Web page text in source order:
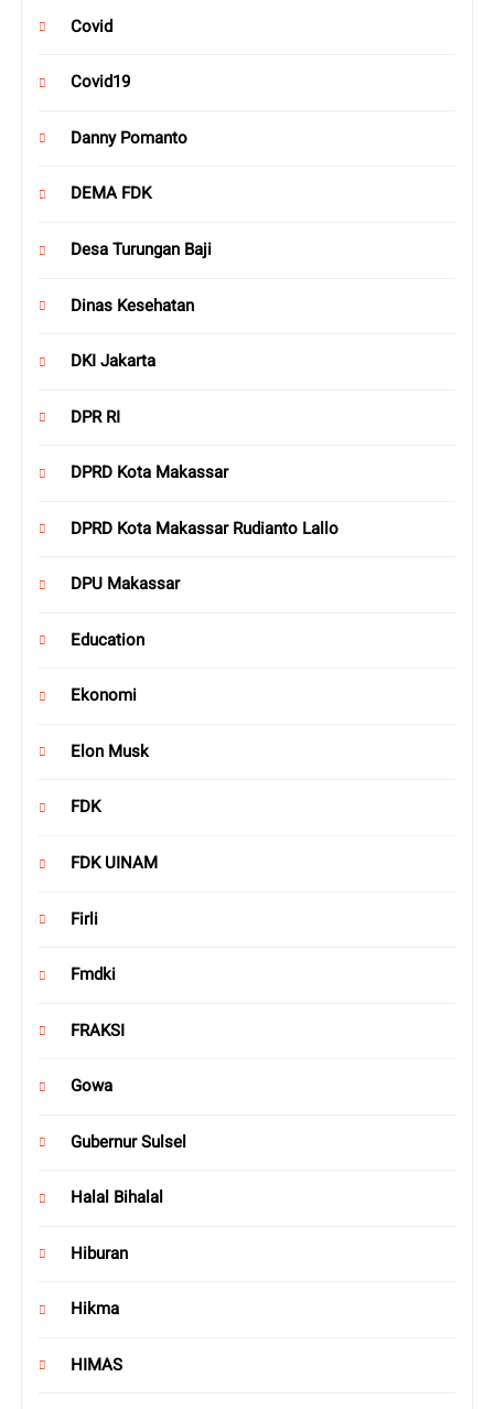
Covid
Covid19
Danny Pomanto
DEMA FDK
Desa Turungan Baji
Dinas Kesehatan
DKI Jakarta
DPR RI
DPRD Kota Makassar
DPRD Kota Makassar Rudianto Lallo
DPU Makassar
Education
Ekonomi
Elon Musk
FDK
FDK UINAM
Firli
Fmdki
FRAKSI
Gowa
Gubernur Sulsel
Halal Bihalal
Hiburan
Hikma
HIMAS